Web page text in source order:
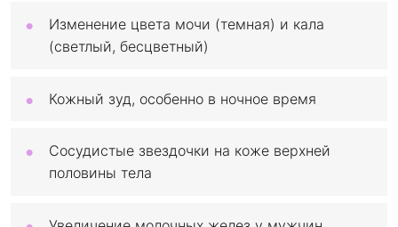
Изменение цвета мочи (темная) и кала
(светлый, бесцветный)
Кожный зуд, особенно в ночное время
Сосудистые звездочки на коже верхней
половины тела